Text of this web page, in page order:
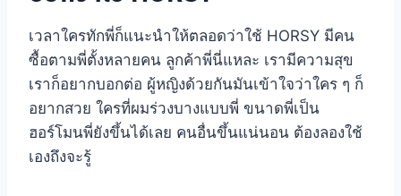
เวลาใครทักพี่ก็แนะนำให้ตลอดว่าใช้ HORSY มีคน
ซื้อตามพี่ตั้งหลายคน ลูกค้าพี่นี่แหละ เรามีความสุข
เราก็อยากบอกต่อ ผู้หญิงด้วยกันมันเข้าใจว่าใคร ๆ ก็
อยากสวย ใครที่ผมร่วงบางแบบพี่ ขนาดพี่เป็น
ฮอร์โมนพี่ยังขึ้นได้เลย คนอื่นขึ้นแน่นอน ต้องลองใช้
เองถึงจะรู้